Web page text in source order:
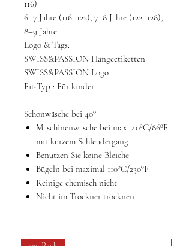
116)
6–7 Jahre (116–122), 7–8 Jahre (122–128),
8–9 Jahre
Logo & Tags:
SWISS&PASSION Hängeetiketten
SWISS&PASSION Logo
Fit-Typ : Für kinder
Schonwäsche bei 40°
Maschinenwäsche bei max. 40ºC/86ºF
mit kurzem Schleudergang
Benutzen Sie keine Bleiche
Bügeln bei maximal 110ºC/230ºF
Reinige chemisch nicht
Nicht im Trockner trocknen